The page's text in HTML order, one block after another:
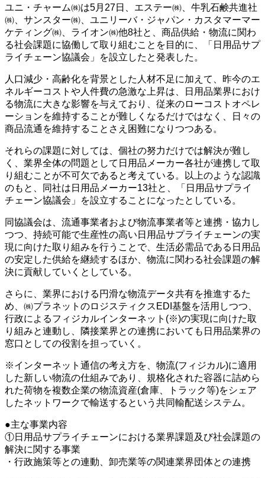
ユニ・チャーム㈱は5月27日、エステー㈱、牛乳石鹸共進社
㈱、サンスター㈱、ユニリーバ・ジャパン・カスタマーマー
ケティング㈱、ライオン㈱他8社と、商品供給・物流に関わ
る社会課題に協働して取り組むことを目的に、「日用品サプ
ライチェーン協議会」を設立したと発表した。
人口減少・高齢化を背景とした人材不足に加えて、昨今のエ
ネルギーコストや人件費の急激な上昇は、日用品業界におけ
る物流に大きな影響を与えており、従来のローコストオペレ
ーションを維持することが難しくなるだけではなく、日々の
商品流通を維持することさえ困難になりつつある。
それらの課題に対しては、個社の努力だけでは解決が難し
く、業界全体の問題として日用品メーカー各社が連携して取
り組むことが不可欠であると考えている。以上のような認識
のもと、同社は日用品メーカー13社と、「日用品サプライ
チェーン協議会」を設立することになったとしている。
同協議会は、流通事業者および物流事業者等と連携・協力し
つつ、持続可能で生産性の高い日用品サプライチェーンの実
現に向けた取り組みを行うことで、生活必需品である日用品
の安定した供給を継続するほか、物流に関わる社会課題の解
決に貢献していくとしている。
さらに、業界における円滑な物流データ共有を推進するた
め、㈱プラネットのロジスティクスEDI基盤を活用しつつ、
行政によるフィジカルインターネット(※)の実現に向けた取
り組みと連動し、隣接業界との連携においても日用品業界の
窓口としての役割を担っていく。
※インターネット通信の考え方を、物流(フィジカル)に適用
した新しい物流の仕組みであり、規格化された容器に詰めら
れた荷物を複数企業の物流資産(倉庫、トラック等)をシェア
したネットワークで輸送するという共同輸配送システム。
●主な事業内容
①日用品サプライチェーンにおける業界課題及び社会課題の
解決に関する事業
・行政施策等との連動、卸売業等の関連業界団体との連携